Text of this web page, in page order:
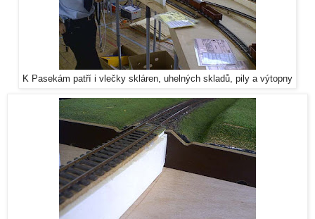
K Pasekám patří i vlečky skláren, uhelných skladů, pily a výtopny